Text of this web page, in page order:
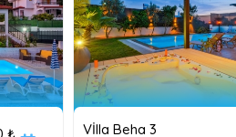
₺
Vİlla Beha 3